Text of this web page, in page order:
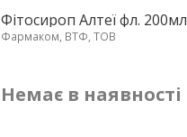
Фітосироп Алтеї фл. 200мл
Фармаком, ВТФ, ТОВ
Немає в наявності